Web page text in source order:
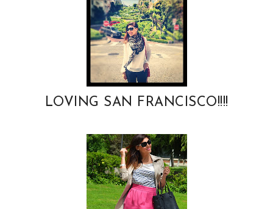
LOVING SAN FRANCISCO!!!!